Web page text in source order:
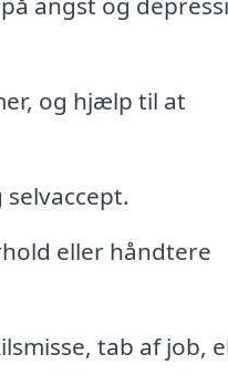
og hjælp til at
eller håndtere
tab af job,